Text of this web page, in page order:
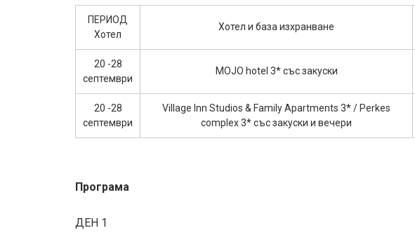
ПЕРИОД
Хотел
Хотел и база изхранване
20 -28
септември
MOJO hotel 3* със закуски
20 -28
септември
Village Inn Studios & Family Apartments 3* / Perkes
complex 3* със закуски и вечери
Програма
ДЕН 1